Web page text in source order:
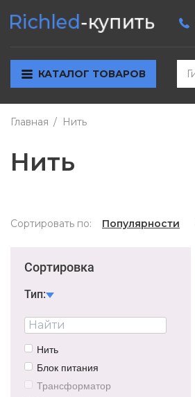
КАТАЛОГ ТОВАРОВ
Главная Нить
Нить
Сортировать по: Популярности
Сортировка
Тип:
Нить
Блок питания
Трансформатор